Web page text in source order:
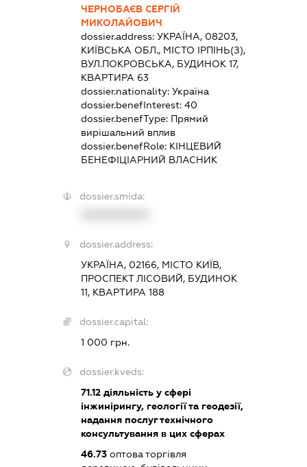
ЧЕРНОБАЄВ СЕРГІЙ
МИКОЛАЙОВИЧ
dossier.address: УКРАЇНА, 08203,
КИЇВСЬКА ОБЛ., МІСТО ІРПІНЬ(З),
ВУЛ.ПОКРОВСЬКА, БУДИНОК 17,
КВАРТИРА 63
dossier.nationality: Україна
dossier.benefInterest: 40
dossier.benefType: Прямий
вирішальний вплив
dossier.benefRole: КІНЦЕВИЙ
БЕНЕФІЦІАРНИЙ ВЛАСНИК
dossier.smida:
dossier.address:
УКРАЇНА, 02166, МІСТО КИЇВ,
ПРОСПЕКТ ЛІСОВИЙ, БУДИНОК
11, КВАРТИРА 188
dossier.capital:
1 000 грн.
dossier.kveds:
71.12діяльність у сфері
інжинірингу, геології та геодезії,
надання послуг технічного
консультування в цих сферах
46.73оптова торгівля